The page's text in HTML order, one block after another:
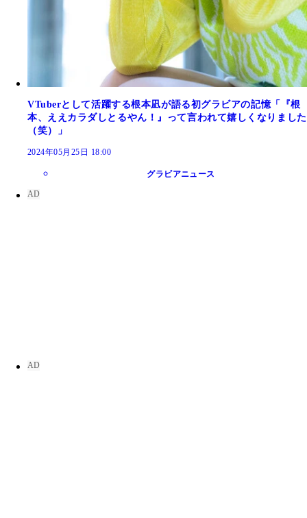
VTuberとして活躍する根本凪が語る初グラビアの記憶「『根
本、ええカラダしとるやん！』って言われて嬉しくなりました
（笑）」
2024年05月25日 18:00
グラビアニュース